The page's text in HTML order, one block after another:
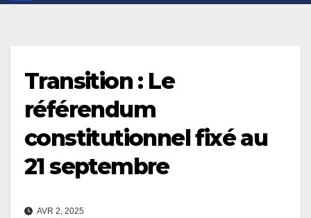
Transition : Le
référendum
constitutionnel fixé au
21 septembre
AVR 2, 2025